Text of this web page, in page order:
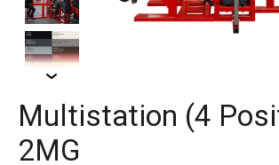
Multistation (4
2MG